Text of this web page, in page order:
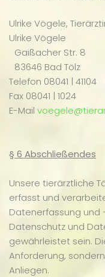
Ulrike Vögele,
Ulrike Vögele
Gaißacher Str. 8
83646 Bad Tölz
Telefon 08041 | 41104
Fax 08041 | 1024
E-Mail
§ 6 Abschließendes
Unsere tierärztliche
erfasst und
Datenerfassung und
Datenschutz und
gewährleistet sein.
Anforderung,
Anliegen.